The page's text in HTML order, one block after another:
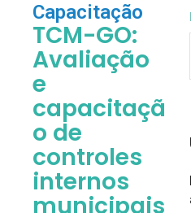
Capacitação
TCM-GO:
Avaliação
e
capacitaçã
o de
controles
internos
municipais